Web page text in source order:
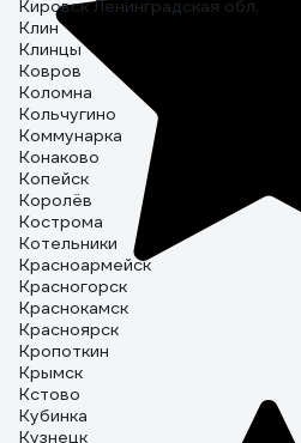
Кировск Ленинградская обл.
Клин
Клинцы
Ковров
Коломна
Кольчугино
Коммунарка
Конаково
Копейск
Королёв
Кострома
Котельники
Красноармейск
Красногорск
Краснокамск
Красноярск
Кропоткин
Крымск
Кстово
Кубинка
Кузнецк